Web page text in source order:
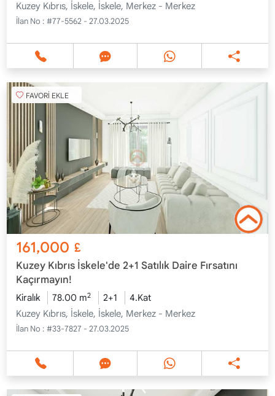
Kuzey Kıbrıs, İskele, İskele, Merkez - Merkez
İlan No : #77-5562 - 27.03.2025
FAVORİ EKLE
161,000 £
Kuzey Kıbrıs İskele'de 2+1 Satılık Daire Fırsatını
Kaçırmayın!
Kiralık 78.00 m2 2+1
4.Kat
Kuzey Kıbrıs, İskele, İskele, Merkez - Merkez
İlan No : #33-7827 - 27.03.2025